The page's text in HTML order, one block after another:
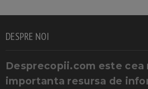
DESPRE NOI
Desprecopii.com este cea
importanta resursa de